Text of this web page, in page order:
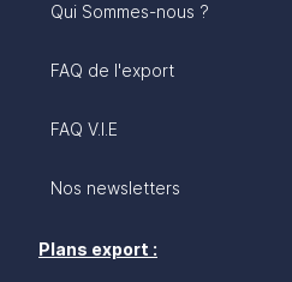
zone la plus dynamique de
étonnamment francophile.
Qui Sommes-nous ?
FAQ de l'export
FAQ V.I.E
Nos newsletters
Plans export :